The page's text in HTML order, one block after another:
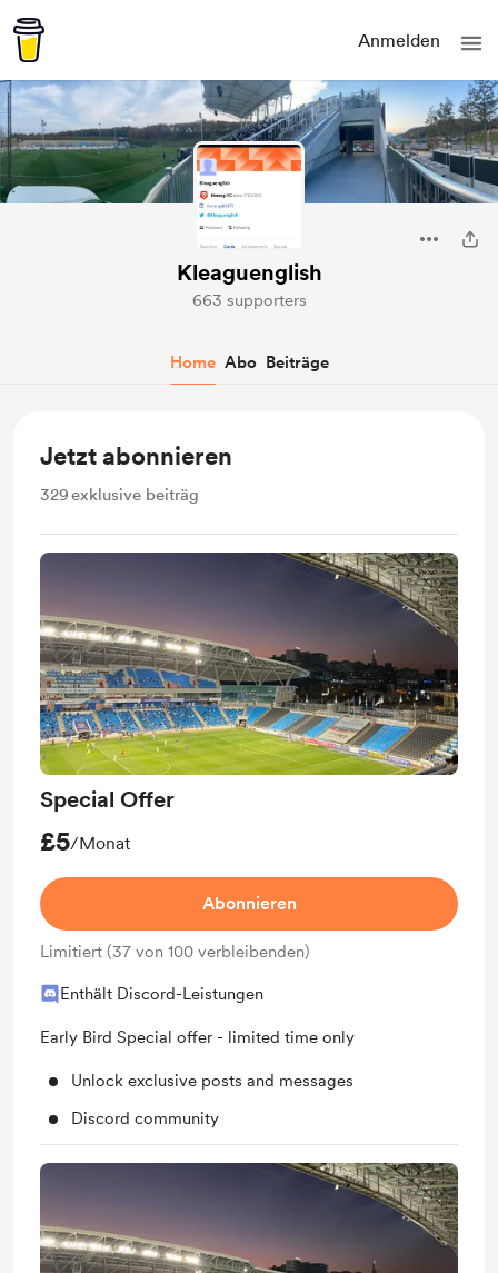
Anmelden
Kleaguenglish
663 supporters
Home Abo Beiträge
Jetzt abonnieren
329exklusive beiträg
Special Offer
£5/Monat
Abonnieren
Limitiert (37 von 100 verbleibenden)
Enthält Discord-Leistungen
Early Bird Special offer - limited time only
Unlock exclusive posts and messages
Discord community